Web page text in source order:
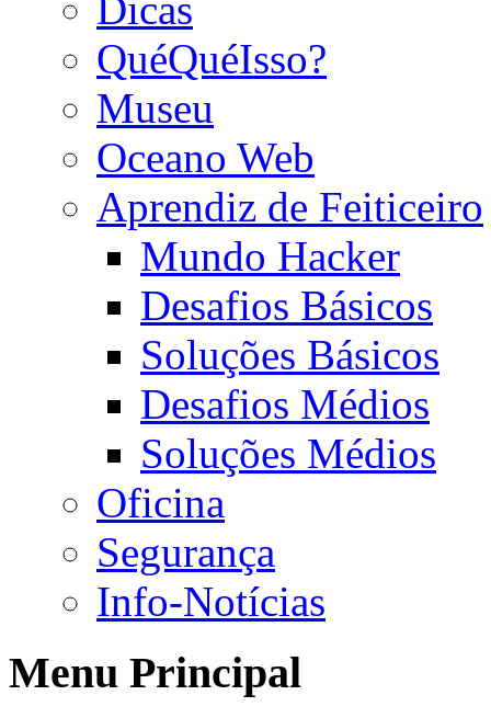
Dicas
QuéQuéIsso?
Museu
Oceano Web
Aprendiz de Feiticeiro
Mundo Hacker
Desafios Básicos
Soluções Básicos
Desafios Médios
Soluções Médios
Oficina
Segurança
Info-Notícias
Menu Principal